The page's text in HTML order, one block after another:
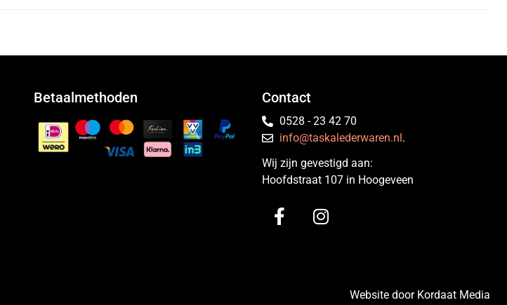
Betaalmethoden Contact
0528 - 23 42 70
info@taskalederwaren.nl.
Wij zijn gevestigd aan:
Hoofdstraat 107 in Hoogeveen
Website door Kordaat Media